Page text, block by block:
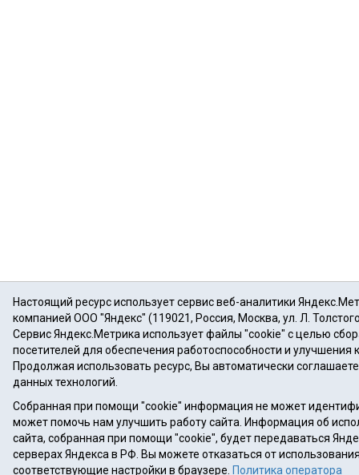
Настоящий ресурс использует сервис веб-аналитики
компанией ООО "Яндекс" (119021, Россия, Москва, ул. Л.
Сервис Яндекс.Метрика использует файлы "cookie" с целью
посетителей для обеспечения работоспособности и улучшения
Продолжая использовать ресурс, Вы автоматически
данных технологий.
Собранная при помощи "cookie" информация не может
может помочь нам улучшить работу сайта. Информация об
сайта, собранная при помощи "cookie", будет передаваться
серверах Яндекса в РФ. Вы можете отказаться от
соответствующие настройки в браузере. Политика оператора